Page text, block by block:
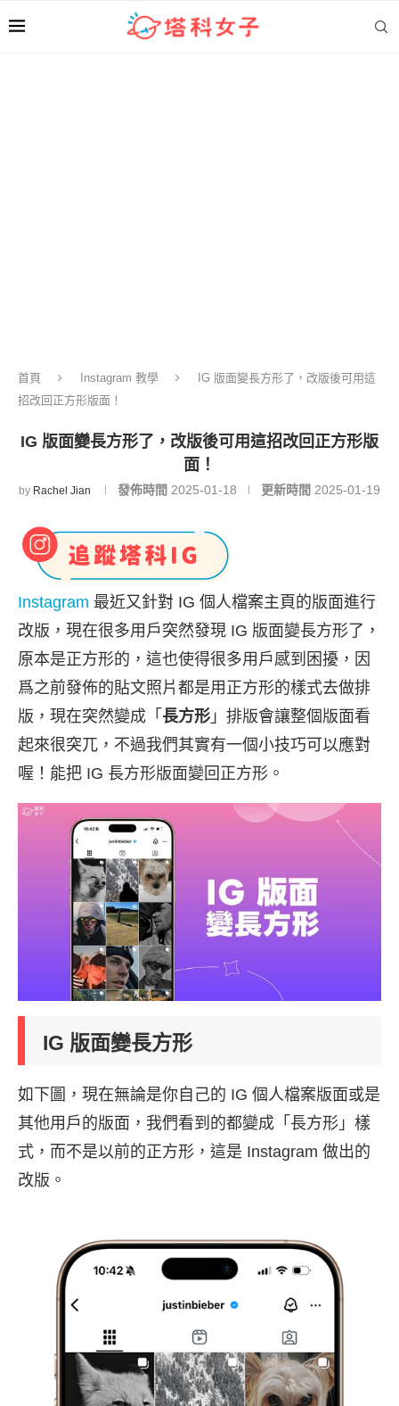
首頁 Instagram 教學
IG 版面變長方形了，改版後可用這
招改回正方形版面！
IG 版面變長方形了，改版後可用這招改回正方形版
面！
by Rachel Jian 發佈時間 2025-01-18 更新時間 2025-01-19
Instagram 最近又針對 IG 個人檔案主頁的版面進行
改版，現在很多用戶突然發現 IG 版面變長方形了，
原本是正方形的，這也使得很多用戶感到困擾，因
爲之前發佈的貼文照片都是用正方形的樣式去做排
版，現在突然變成「 長方形 」排版會讓整個版面看
起來很突兀，不過我們其實有一個小技巧可以應對
喔！能把 IG 長方形版面變回正方形。
IG 版面變長方形
如下圖，現在無論是你自己的 IG 個人檔案版面或是
其他用戶的版面，我們看到的都變成「長方形」樣
式，而不是以前的正方形，這是 Instagram 做出的
改版。